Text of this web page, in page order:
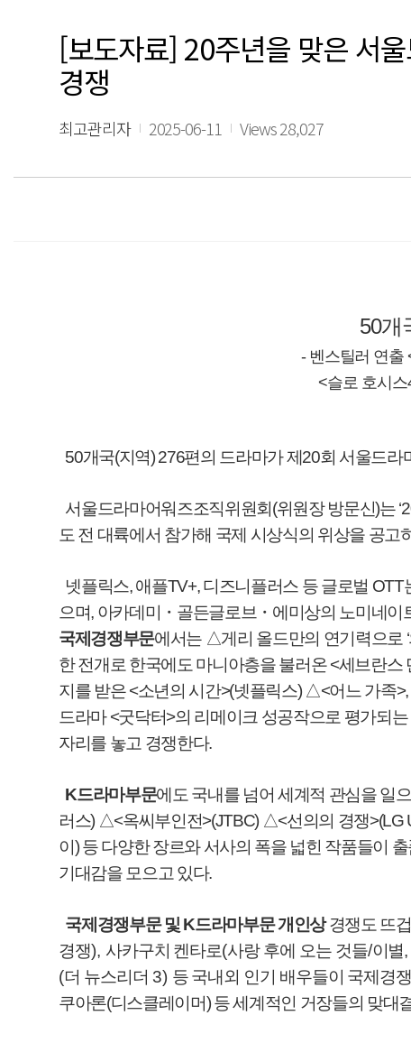
[보도자료] 20주년을 맞은 서
경쟁
최고관리자 2025-06-11 Views 28,027
50개
- 벤스틸러 연출
<슬로 호시
50개국(지역) 276편의 드라마가 제 20회 서울드라
서울드라마어워즈조직위원회 (위원장 방문신)는
도 전 대륙에서 참가해 국제 시상식의 위상을 공고
넷플릭스,애플TV+,디즈니플러스 등 글로벌 OTT
으며, 아카데미 ・ 골든글로브 ・ 에미상의 노미네이
국제경쟁부문에서는 △게리 올드만의 연기력으로 ‘
한 전개로 한국에도 마니아층을 불러온<세브란스
지를 받은<소년의 시간>(넷플릭스) △<어느 가족
드라마<굿닥터>의 리메이크 성공작으로 평가되는
자리를 놓고 경쟁한다.
K드라마부문에도 국내를 넘어 세계적 관심을 일
러스) △<옥씨부인전>(JTBC) △<선의의 경쟁>(LG
이 )등 다양한 장르와 서사의 폭을 넓힌 작품들이 출
기대감을 모으고 있다.
국제경쟁부문 및 K드라마부문 개인상 경쟁도 뜨
경쟁), 사카구치 켄타로(사랑 후에 오는 것들/이별,
(더 뉴스리더 3) 등 국내외 인기 배우들이 국제경
쿠아론(디스클레이머)등 세계적인 거장들의 맞대